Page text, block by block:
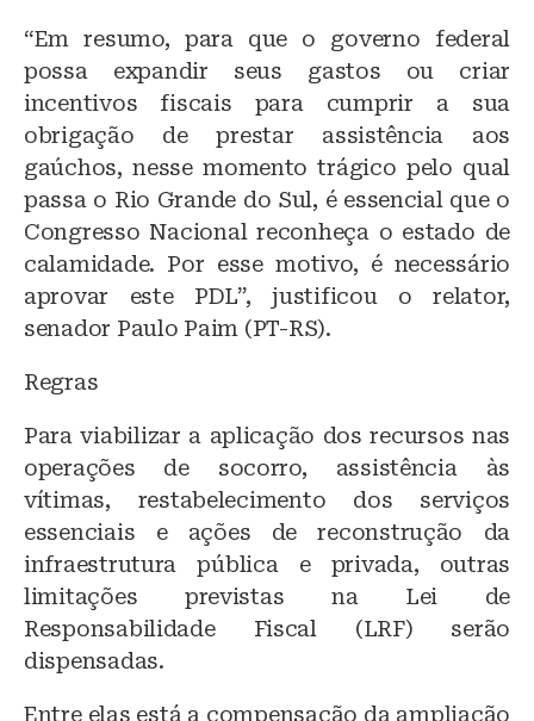
“Em resumo, para que o governo federal
possa expandir seus gastos ou criar
incentivos fiscais para cumprir a sua
obrigação de prestar assistência aos
gaúchos, nesse momento trágico pelo qual
passa o Rio Grande do Sul, é essencial que o
Congresso Nacional reconheça o estado de
calamidade. Por esse motivo, é necessário
aprovar este PDL”, justificou o relator,
senador Paulo Paim (PT-RS).
Regras
Para viabilizar a aplicação dos recursos nas
operações de socorro, assistência às
vítimas, restabelecimento dos serviços
essenciais e ações de reconstrução da
infraestrutura pública e privada, outras
limitações previstas na Lei de
Responsabilidade Fiscal (LRF) serão
dispensadas.
Entre elas está a compensação da ampliação